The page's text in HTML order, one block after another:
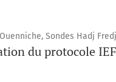
Sondes Hadj
du protocole IEF